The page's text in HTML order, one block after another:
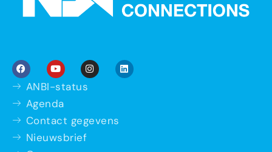
ANBI-status
Agenda
Contact gegevens
Nieuwsbrief